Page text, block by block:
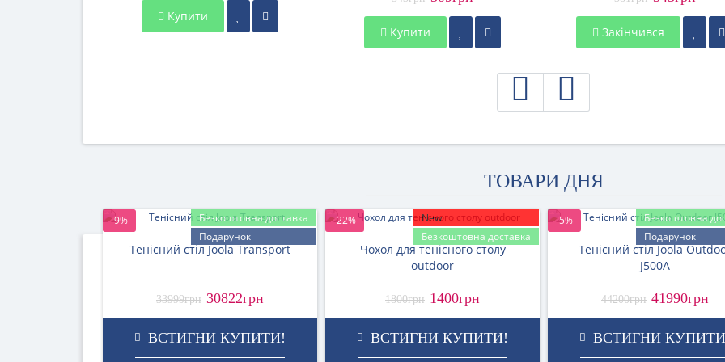
Купити
Купити Закінчився
ТОВАРИ ДНЯ
-9%
Безкоштовна доставка
Подарунок
Тенісний стіл Joola Transport
33999грн 30822грн
ВСТИГНИ КУПИТИ!
-22%
New
Безкоштовна доставка
Чохол для тенісного столу
outdoor
1800грн 1400грн
ВСТИГНИ КУПИТИ!
-5%
Безкоштовна
Подарунок
Тенісний стіл Joola
J500A
44200грн 41990грн
ВСТИГНИ